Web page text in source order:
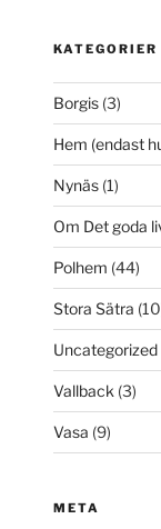
KATEGORIER
Borgis(3)
Hem (endast
Nynäs(1)
Om Det goda
Polhem (44)
Stora Sätra
Uncategorized
Vallback (3)
Vasa (9)
META